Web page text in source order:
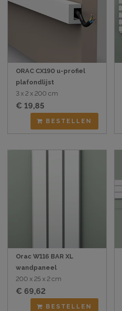
ORAC CX190 u-profiel
plafondlijst
3 x 2 x 200 cm
€ 19,85
BESTELLEN
Orac W116 BAR XL
wandpaneel
200 x 25 x 2 cm
€ 69,62
BESTELLEN